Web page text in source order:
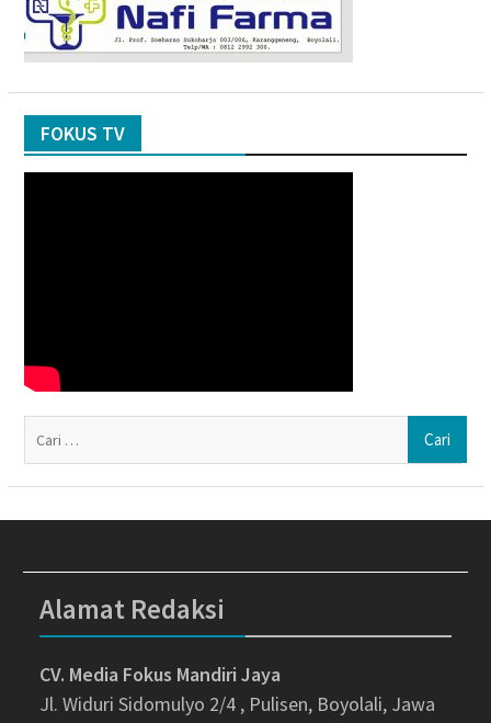
FOKUS TV
Alamat Redaksi
CV. Media Fokus Mandiri Jaya
Jl. Widuri Sidomulyo 2/4 , Pulisen, Boyolali, Jawa